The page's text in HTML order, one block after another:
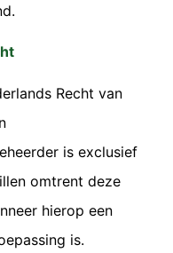
Recht van
is exclusief
omtrent deze
hierop een
is.